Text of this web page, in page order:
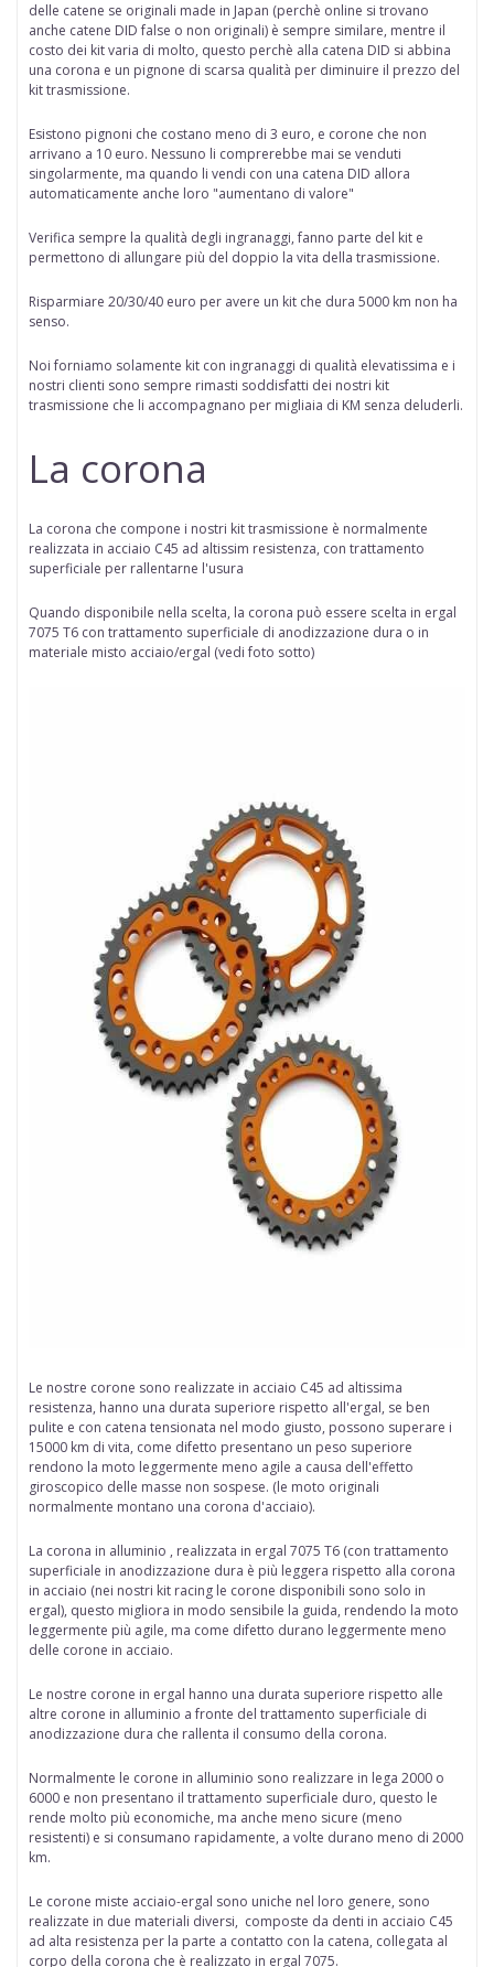
delle catene se originali made in Japan (perchè online si trovano
anche catene DID false o non originali) è sempre similare, mentre il
costo dei kit varia di molto, questo perchè alla catena DID si abbina
una corona e un pignone di scarsa qualità per diminuire il prezzo del
kit trasmissione.
Esistono pignoni che costano meno di 3 euro, e corone che non
arrivano a 10 euro. Nessuno li comprerebbe mai se venduti
singolarmente, ma quando li vendi con una catena DID allora
automaticamente anche loro "aumentano di valore"
Verifica sempre la qualità degli ingranaggi, fanno parte del kit e
permettono di allungare più del doppio la vita della trasmissione.
Risparmiare 20/30/40 euro per avere un kit che dura 5000 km non ha
senso.
Noi forniamo solamente kit con ingranaggi di qualità elevatissima e i
nostri clienti sono sempre rimasti soddisfatti dei nostri kit
trasmissione che li accompagnano per migliaia di KM senza deluderli.
La corona
La corona che compone i nostri kit trasmissione è normalmente
realizzata in acciaio C45 ad altissim resistenza, con trattamento
superficiale per rallentarne l'usura
Quando disponibile nella scelta, la corona può essere scelta in ergal
7075 T6 con trattamento superficiale di anodizzazione dura o in
materiale misto acciaio/ergal (vedi foto sotto)
Le nostre corone sono realizzate in acciaio C45 ad altissima
resistenza, hanno una durata superiore rispetto all'ergal, se ben
pulite e con catena tensionata nel modo giusto, possono superare i
15000 km di vita, come difetto presentano un peso superiore
rendono la moto leggermente meno agile a causa dell'effetto
giroscopico delle masse non sospese. (le moto originali
normalmente montano una corona d'acciaio).
La corona in alluminio , realizzata in ergal 7075 T6 (con trattamento
superficiale in anodizzazione dura è più leggera rispetto alla corona
in acciaio (nei nostri kit racing le corone disponibili sono solo in
ergal), questo migliora in modo sensibile la guida, rendendo la moto
leggermente più agile, ma come difetto durano leggermente meno
delle corone in acciaio.
Le nostre corone in ergal hanno una durata superiore rispetto alle
altre corone in alluminio a fronte del trattamento superficiale di
anodizzazione dura che rallenta il consumo della corona.
Normalmente le corone in alluminio sono realizzare in lega 2000 o
6000 e non presentano il trattamento superficiale duro, questo le
rende molto più economiche, ma anche meno sicure (meno
resistenti) e si consumano rapidamente, a volte durano meno di 2000
km.
Le corone miste acciaio-ergal sono uniche nel loro genere, sono
realizzate in due materiali diversi, composte da denti in acciaio C45
ad alta resistenza per la parte a contatto con la catena, collegata al
corpo della corona che è realizzato in ergal 7075.